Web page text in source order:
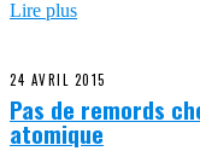
Lire plus
24 AVRIL 2015
Pas de remords
atomique